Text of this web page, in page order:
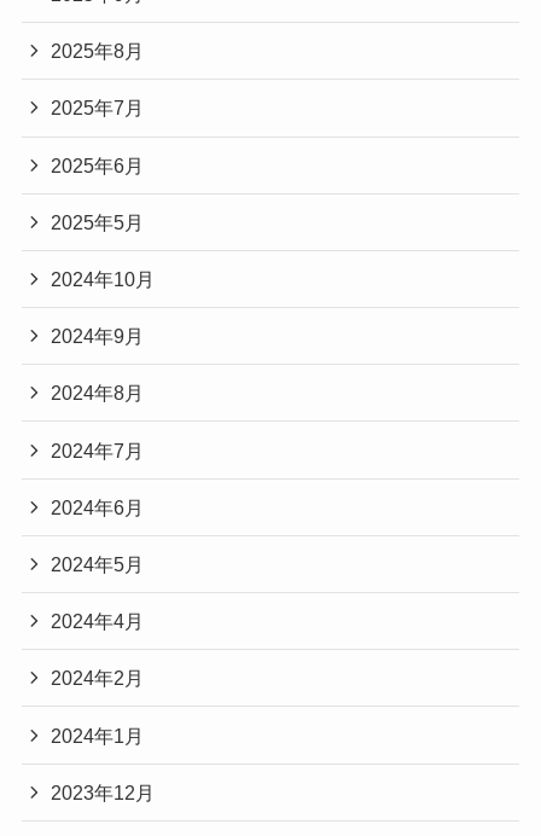
2025年8月
2025年7月
2025年6月
2025年5月
2024年10月
2024年9月
2024年8月
2024年7月
2024年6月
2024年5月
2024年4月
2024年2月
2024年1月
2023年12月